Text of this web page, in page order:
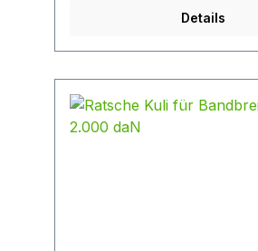
Details